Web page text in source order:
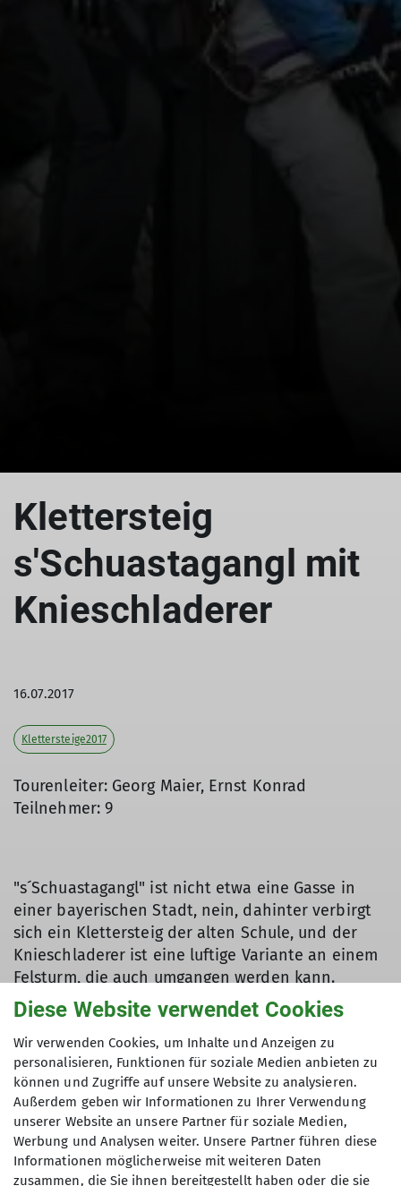
Klettersteig
s'Schuastagangl mit
Knieschladerer
16.07.2017
Klettersteige2017
Tourenleiter: Georg Maier, Ernst Konrad
Teilnehmer: 9
"s´Schuastagangl" ist nicht etwa eine Gasse in
einer bayerischen Stadt, nein, dahinter verbirgt
sich ein Klettersteig der alten Schule, und der
Knieschladerer ist eine luftige Variante an einem
Felsturm, die auch umgangen werden kann.
Dieser Eisenweg im Gebiet der Steinplatte, Tirol,
war vor einiger Zeit das Ziel der
Alpenvereinssektion Dingolfing. Zwar musste der
Termin wegen des Wetters von Samstag auf
Sonntag verschoben werden, doch sieben
Klettersteiggeher und zwei Wanderinnen ließen
sich davon nicht abschrecken. Die Anfahrt in
Fahrgemeinschaften erfolgte über Lofer nach
Waidring und über eine Mautstraße zum Parkplatz
Diese Website verwendet Cookies
Wir verwenden Cookies, um Inhalte und Anzeigen zu
personalisieren, Funktionen für soziale Medien anbieten zu
können und Zugriffe auf unsere Website zu analysieren.
Außerdem geben wir Informationen zu Ihrer Verwendung
unserer Website an unsere Partner für soziale Medien,
Werbung und Analysen weiter. Unsere Partner führen diese
Informationen möglicherweise mit weiteren Daten
zusammen, die Sie ihnen bereitgestellt haben oder die sie